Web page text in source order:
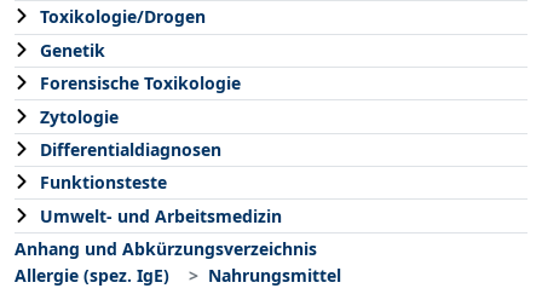
Toxikologie/Drogen
Genetik
Forensische Toxikologie
Zytologie
Differentialdiagnosen
Funktionsteste
Umwelt- und Arbeitsmedizin
Anhang und Abkürzungsverzeichnis
Allergie (spez. IgE)
Nahrungsmittel